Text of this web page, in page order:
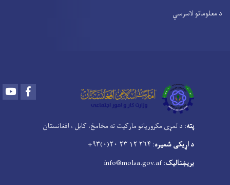
د معلوماتو لاسرسي
Youtube
پته: د لمړی مکروریانو مارکیت ته مخامخ، کابل ، افغانستان
د اړیکی شمیره: ۲۶۴ ۱۲ ۲۳ ۲۰(۰)۹۳+
بریښنالیک: info@molsa.gov.af